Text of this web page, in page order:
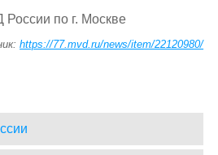
по г. Москве
https://77.mvd.ru/news/item/22120980/